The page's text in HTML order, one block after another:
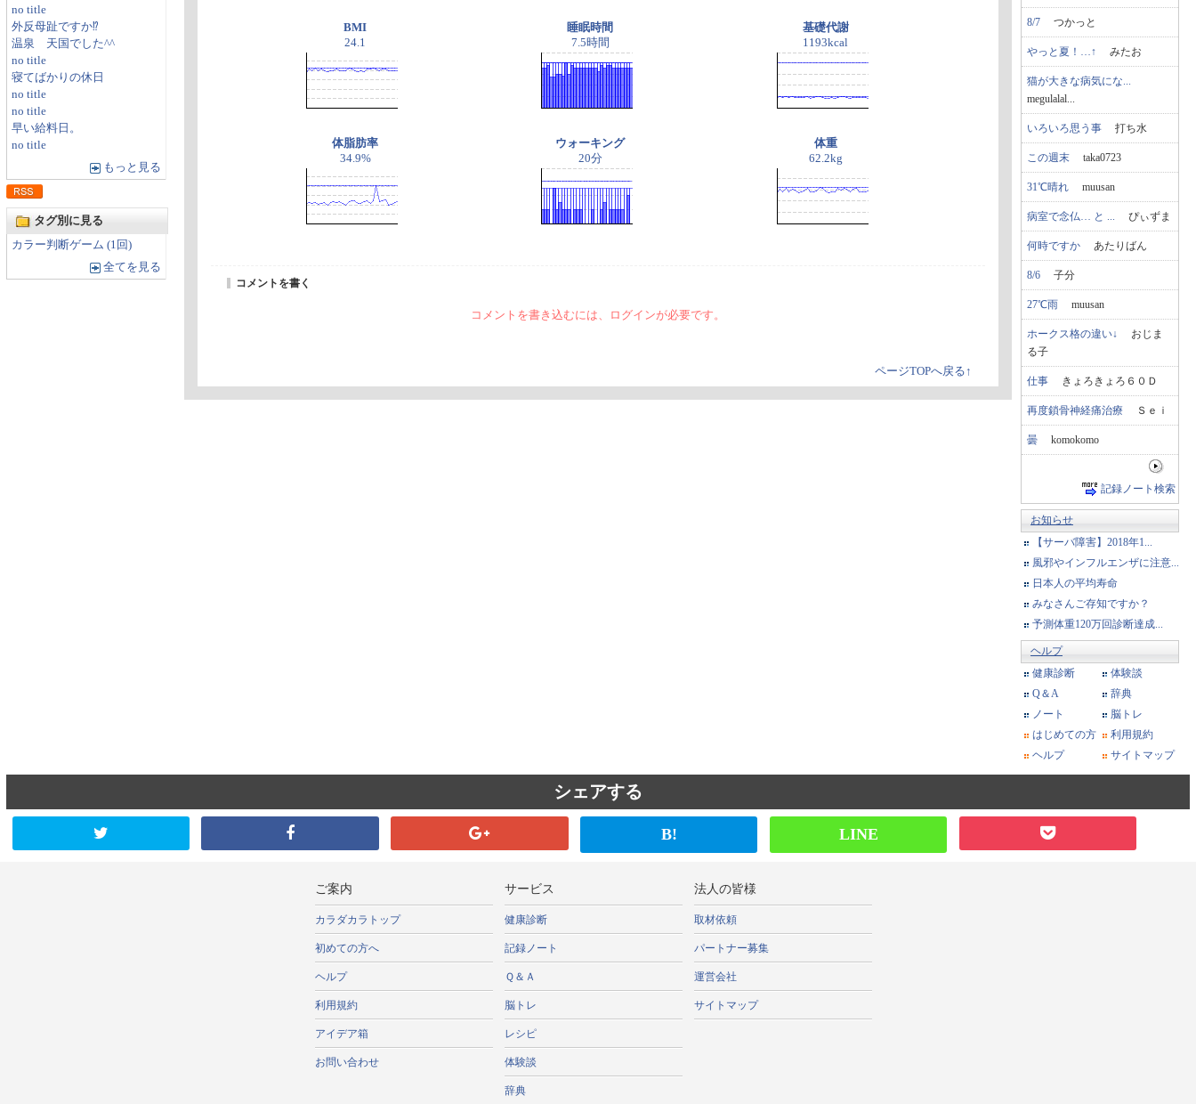
no title
外反母趾ですか⁉
温泉 天国でした^^
no title
寝てばかりの休日
no title
no title
早い給料日。
no title
もっと見る
タグ別に見る
カラー判断ゲーム (1回)
全てを見る
BMI
24.1
睡眠時間
7.5時間
基礎代謝
1193kcal
体脂肪率
34.9%
ウォーキング
20分
体重
62.2kg
コメントを書く
コメントを書き込むには、ログインが必要です。
ページTOPへ戻る↑
8/7 つかっと
やっと夏！…↑ みたお
猫が大きな病気にな...
megulalal...
いろいろ思う事 打ち水
この週末 taka0723
31℃晴れ muusan
病室で念仏… と ... ぴぃずま
何時ですか あたりばん
8/6 子分
27℃雨 muusan
ホークス格の違い↓ おじま
る子
仕事 きょろきょろ６０Ｄ
再度鎖骨神経痛治療 Ｓｅｉ
曇 komokomo
記録ノート検索
お知らせ
【サーバ障害】2018年1...
風邪やインフルエンザに注意...
日本人の平均寿命
みなさんご存知ですか？
予測体重120万回診断達成...
ヘルプ
健康診断
体験談
Q＆A
辞典
ノート
脳トレ
はじめての方
利用規約
ヘルプ
サイトマップ
シェアする
B! LINE
ご案内
カラダカラトップ
初めての方へ
ヘルプ
利用規約
アイデア箱
お問い合わせ
サービス
健康診断
記録ノート
Ｑ＆Ａ
脳トレ
レシピ
体験談
辞典
法人の皆様
取材依頼
パートナー募集
運営会社
サイトマップ